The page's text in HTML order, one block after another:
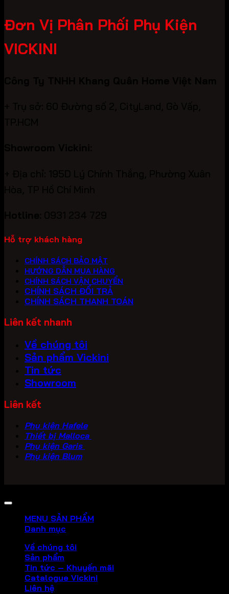
Đơn Vị Phân Phối Phụ Kiện
VICKINI
Hỗ trợ khách hàng
CHÍNH SÁCH BẢO MẬT
HƯỚNG DẪN MUA HÀNG
CHÍNH SÁCH VẬN CHUYỂN
CHÍNH SÁCH ĐỔI TRẢ
CHÍNH SÁCH THANH TOÁN
Liên kết nhanh
Về chúng tôi
Sản phẩm Vickini
Tin tức
Showroom
Liên kết
Phụ kiện Hafele
Thiết bị Malloca
Phụ kiện Garis
Phụ kiện Blum
MENU SẢN PHẨM
Danh mục
Về chúng tôi
Sản phẩm
Tin tức – Khuyến mãi
Catalogue Vickini
Liên hệ